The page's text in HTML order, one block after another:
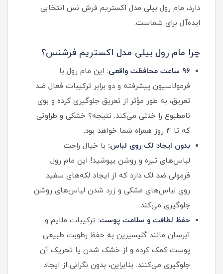
دارد، مام رول بیلی مدل اکستریم فرش نس انتخابی
ایده‌آل برای شماست.
چرا مام رول بیلی مدل اکستریم فرشنس؟
96 ساعت محافظت واقعی:
این مام رول با
فرمولاسیون پیشرفته و دو برابر ترکیبات فعال ضد
تعریق، به طور مؤثر از تعریق جلوگیری کرده و بوی
نامطبوع را خنثی می‌کند. نتیجه؟ خشکی و طراوتی
که تا 4 روز همراه شما خواهد بود.
بدون ایجاد لک روی لباس: با خیال راحت
لباس‌های تیره و روشن بپوشید! این مام رول
فرمولی ضد لک دارد که از ایجاد لکه‌های سفید
روی لباس‌های مشکی و زرد شدن لباس‌های روشن
جلوگیری می‌کند.
حفظ لطافت و سلامت پوست: ترکیبات ملایم و
آبرسان مانند گلیسیرین به حفظ رطوبت طبیعی
پوست کمک کرده و از خشک شدن یا تحریک آن
جلوگیری می‌کنند. بنابراین، بدون نگرانی از ایجاد